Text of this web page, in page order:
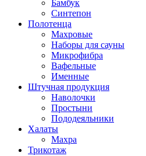
Бамбук
Синтепон
Полотенца
Махровые
Наборы для сауны
Микрофибра
Вафельные
Именные
Штучная продукция
Наволочки
Простыни
Пододеяльники
Халаты
Махра
Трикотаж